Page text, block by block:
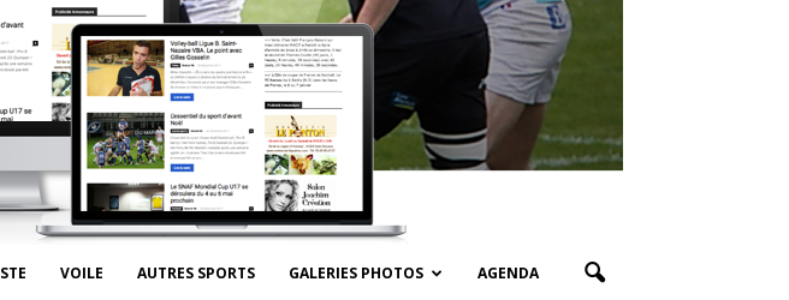
VOILE AUTRES SPORTS GALERIES PHOTOS AGENDA